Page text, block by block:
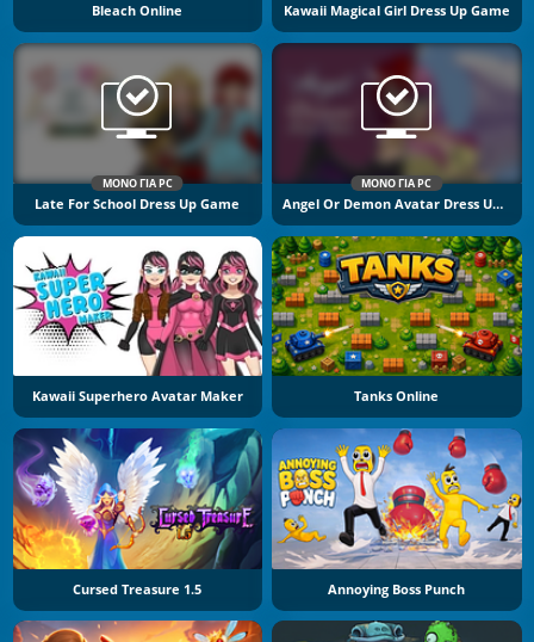
Bleach Online Kawaii Magical Girl Dress Up Game
ΜΌΝΟ ΓΙΑ PC
Late For School Dress Up Game
ΜΌΝΟ ΓΙΑ PC
Angel Or Demon Avatar Dress Up Game
Kawaii Superhero Avatar Maker Tanks Online
Cursed Treasure 1.5 Annoying Boss Punch